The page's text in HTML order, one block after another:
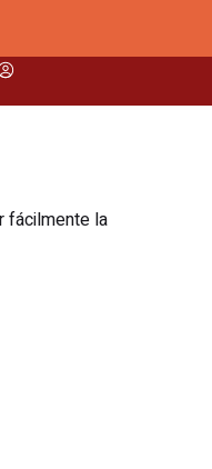
fácilmente la